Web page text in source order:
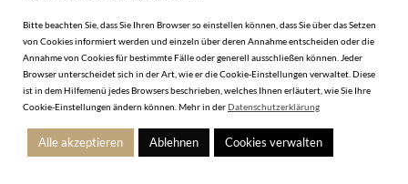
Bitte beachten Sie, dass Sie Ihren Browser so einstellen können, dass Sie über das Setzen
von Cookies informiert werden und einzeln über deren Annahme entscheiden oder die
Annahme von Cookies für bestimmte Fälle oder generell ausschließen können. Jeder
Browser unterscheidet sich in der Art, wie er die Cookie-Einstellungen verwaltet. Diese
ist in dem Hilfemenü jedes Browsers beschrieben, welches Ihnen erläutert, wie Sie Ihre
Cookie-Einstellungen ändern können. Mehr in derDatenschutzerklärung
Alle akzeptieren Ablehnen Cookies verwalten